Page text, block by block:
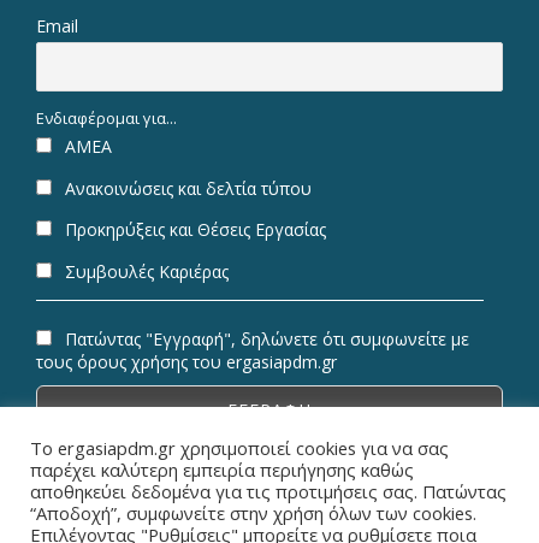
Email
Ενδιαφέρομαι για...
ΑΜΕΑ
Ανακοινώσεις και δελτία τύπου
Προκηρύξεις και Θέσεις Εργασίας
Συμβουλές Καριέρας
Πατώντας "Εγγραφή", δηλώνετε ότι συμφωνείτε με
τους όρους χρήσης του ergasiapdm.gr
© Copyright 2026 ErgasiaPDM | All Rights Reserved.
Το ergasiapdm.gr χρησιμοποιεί cookies για να σας
παρέχει καλύτερη εμπειρία περιήγησης καθώς
αποθηκεύει δεδομένα για τις προτιμήσεις σας. Πατώντας
“Αποδοχή”, συμφωνείτε στην χρήση όλων των cookies.
Επιλέγοντας "Ρυθμίσεις" μπορείτε να ρυθμίσετε ποια